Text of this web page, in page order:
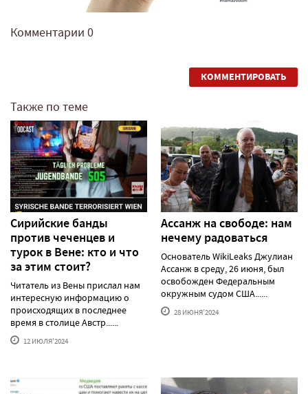
Комментарии 0
КОММЕНТИРОВАТЬ
Также по теме
Сирийские банды
против чеченцев и
турок в Вене: кто и что
за этим стоит?
Читатель из Вены прислал нам
интересную информацию о
происходящих в последнее
время в столице Австр......
12 ИЮЛЯ'2024
Ассанж на свободе: нам
нечему радоваться
Основатель WikiLeaks Джулиан
Ассанж в среду, 26 июня, был
освобожден Федеральным
окружным судом США......
28 ИЮНЯ'2024